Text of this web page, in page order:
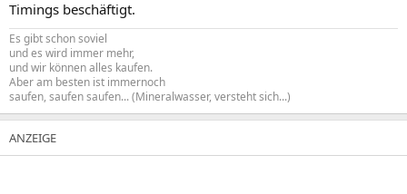
Timings beschäftigt.
Es gibt schon soviel
und es wird immer mehr,
und wir können alles kaufen.
Aber am besten ist immernoch
saufen, saufen saufen... (Mineralwasser, versteht sich...)